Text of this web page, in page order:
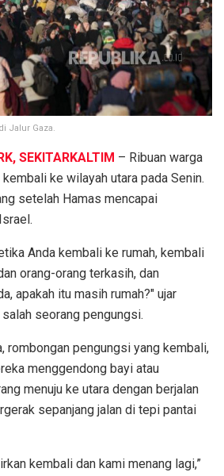
Jalur Gaza.
SEKITARKALTIM – Ribuan warga
ke wilayah utara pada Senin.
setelah Hamas mencapai
Anda kembali ke rumah, kembali
orang-orang terkasih, dan
apakah itu masih rumah?" ujar
salah seorang pengungsi.
rombongan pengungsi yang kembali,
menggendong bayi atau
menuju ke utara dengan berjalan
sepanjang jalan di tepi pantai
kembali dan kami menang lagi,”